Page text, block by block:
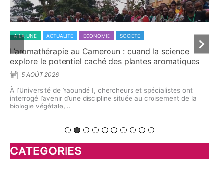
A LA UNE ACTUALITE ECONOMIE SOCIETE
L’aromathérapie au Cameroun : quand la science
explore le potentiel caché des plantes aromatiques
5 AOÛT 2026
À l’Université de Yaoundé I, chercheurs et spécialistes ont
interrogé l’avenir d’une discipline située au croisement de la
biologie végétale,...
CATEGORIES